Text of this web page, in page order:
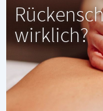
wirklich?